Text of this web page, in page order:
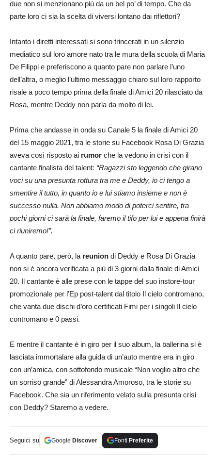
due non si menzionano più da un bel po’ di tempo. Che da
parte loro ci sia la scelta di viversi lontano dai riflettori?
Intanto i diretti interessati si sono trincerati in un silenzio
mediatico sul loro amore nato tra le mura della scuola di Maria
De Filippi e preferiscono a quanto pare non parlare l’uno
dell’altra, o meglio l’ultimo messaggio chiaro sul loro rapporto
risale a poco tempo prima della finale di Amici 20 rilasciato da
Rosa, mentre Deddy non parla da molto di lei.
Prima che andasse in onda su Canale 5 la finale di Amici 20
del 15 maggio 2021, tra le storie su Facebook Rosa Di Grazia
aveva così risposto ai rumor che la vedono in crisi con il
cantante finalista del talent: “Ragazzi sto leggendo che girano
voci su una presunta rottura tra me e Deddy, io ci tengo a
smentire il tutto, in quanto io e lui stiamo insieme e non è
successo nulla. Non abbiamo modo di poterci sentire, tra
pochi giorni ci sarà la finale, faremo il tifo per lui e appena finirà
ci riuniremo!”.
A quanto pare, però, la reunion di Deddy e Rosa Di Grazia
non si è ancora verificata a più di 3 giorni dalla finale di Amici
20. Il cantante è alle prese con le tappe del suo instore-tour
promozionale per l’Ep post-talent dal titolo Il cielo contromano,
che vanta due dischi d’oro certificati Fimi per i singoli Il cielo
contromano e 0 passi.
E mentre il cantante è in giro per il suo album, la ballerina si è
lasciata immortalare alla guida di un’auto mentre era in giro
con un’amica, con sottofondo musicale “Non voglio altro che
un sorriso grande” di Alessandra Amoroso, tra le storie su
Facebook. Che sia un riferimento velato sulla presunta crisi
con Deddy? Staremo a vedere.
Seguici su Google Discover Fonti Preferite